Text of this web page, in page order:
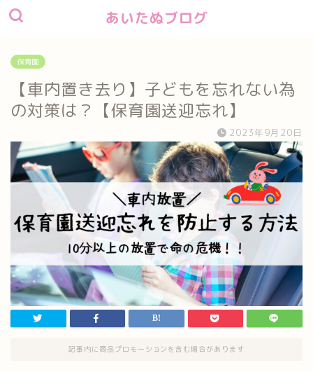
あいたぬブログ
保育園
【車内置き去り】子どもを忘れない為
の対策は？【保育園送迎忘れ】
2023年9月20日
記事内に商品プロモーションを含む場合があります